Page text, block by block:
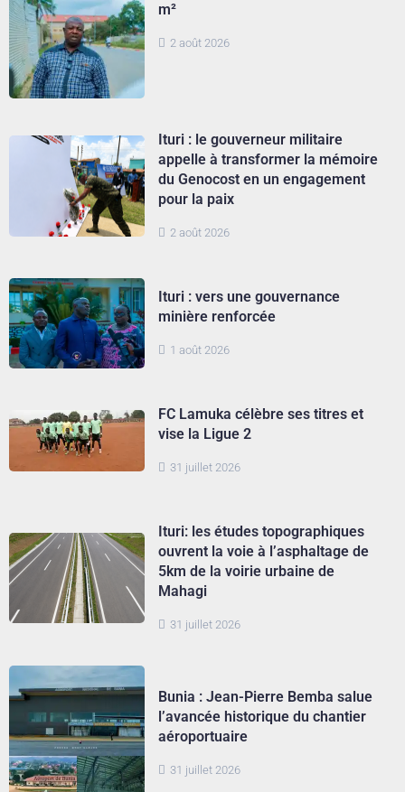
2 août 2026
m²
2 août 2026
Ituri : le gouverneur militaire
appelle à transformer la mémoire
du Genocost en un engagement
pour la paix
1 août 2026
Ituri : vers une gouvernance
minière renforcée
31 juillet 2026
FC Lamuka célèbre ses titres et
vise la Ligue 2
31 juillet 2026
Ituri: les études topographiques
ouvrent la voie à l’asphaltage de
5km de la voirie urbaine de
Mahagi
31 juillet 2026
Bunia : Jean-Pierre Bemba salue
l’avancée historique du chantier
aéroportuaire